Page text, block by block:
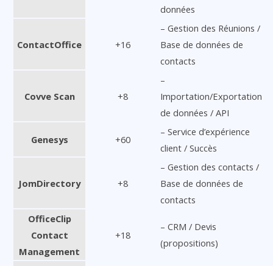
données
ContactOffice +16
– Gestion des Réunions /
Base de données de
contacts
Covve Scan +8
–
Importation/Exportation
de données / API
Genesys +60
– Service d’expérience
client / Succès
JomDirectory +8
– Gestion des contacts /
Base de données de
contacts
OfficeClip
Contact
Management
+18
– CRM / Devis
(propositions)